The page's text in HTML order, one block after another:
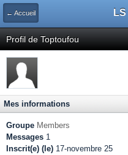
← Accueil
Profil de Toptoufou
Mes informations
Groupe Members
Messages 1
Inscrit(e) (le) 17-novembre 25